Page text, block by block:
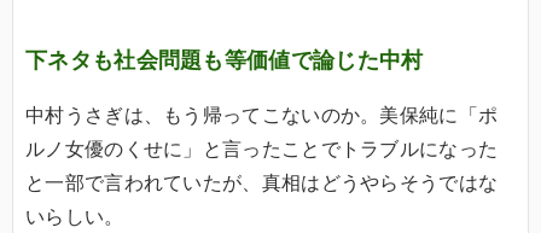
下ネタも社会問題も等価値で論じた中村
中村うさぎは、もう帰ってこないのか。美保純に「ポ
ルノ女優のくせに」と言ったことでトラブルになった
と一部で言われていたが、真相はどうやらそうではな
いらしい。